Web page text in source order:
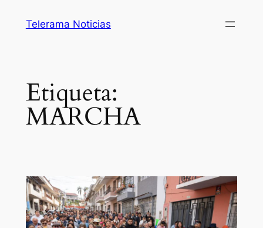
Telerama Noticias
Etiqueta:
MARCHA